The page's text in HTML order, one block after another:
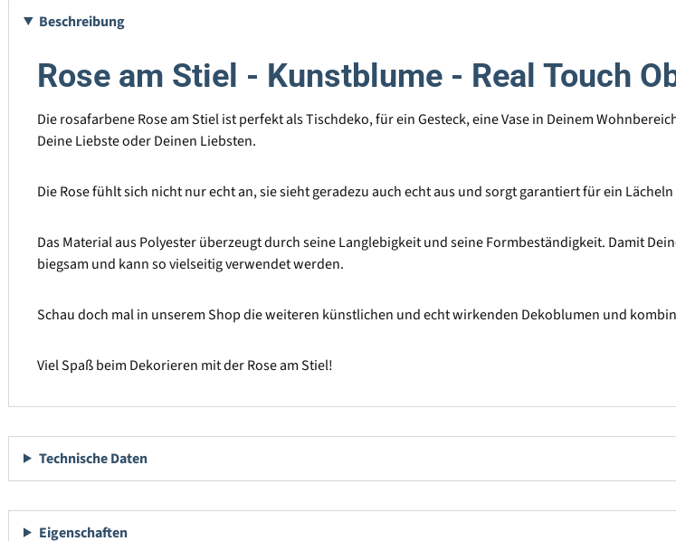
Beschreibung
Rose am Stiel - Kunstblume - Real Touch
Die rosafarbene Rose am Stiel ist perfekt als Tischdeko, für ein Gesteck, eine Vase in Deinem
Deine Liebste oder Deinen Liebsten.
Die Rose fühlt sich nicht nur echt an, sie sieht geradezu auch echt aus und sorgt garantiert für ein Lächeln
Das Material aus Polyester überzeugt durch seine Langlebigkeit und seine Formbeständigkeit. Damit
biegsam und kann so vielseitig verwendet werden.
Schau doch mal in unserem Shop die weiteren künstlichen und echt wirkenden Dekoblumen und
Viel Spaß beim Dekorieren mit der Rose am Stiel!
Technische Daten
Eigenschaften